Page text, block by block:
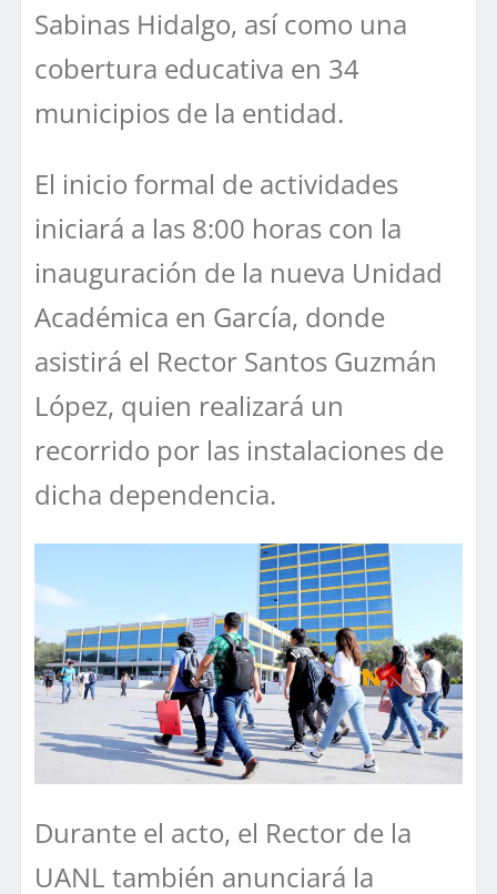
Sabinas Hidalgo, así como una
cobertura educativa en 34
municipios de la entidad.
El inicio formal de actividades
iniciará a las 8:00 horas con la
inauguración de la nueva Unidad
Académica en García, donde
asistirá el Rector Santos Guzmán
López, quien realizará un
recorrido por las instalaciones de
dicha dependencia.
Durante el acto, el Rector de la
UANL también anunciará la